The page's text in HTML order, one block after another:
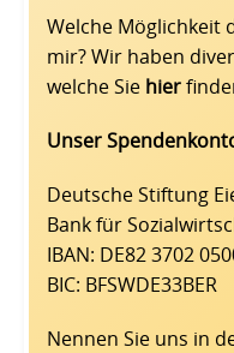
Welche Möglichkeit
mir? Wir haben
welche Sie hier
Unser
Deutsche Stiftung
Bank für
IBAN: DE82 3702
BIC: BFSWDE33BER
Nennen Sie uns in